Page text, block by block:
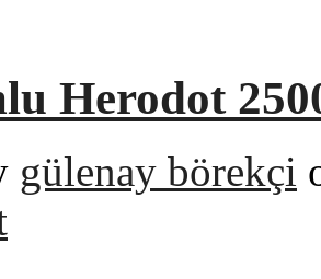
Herodot
gülenay börekçi